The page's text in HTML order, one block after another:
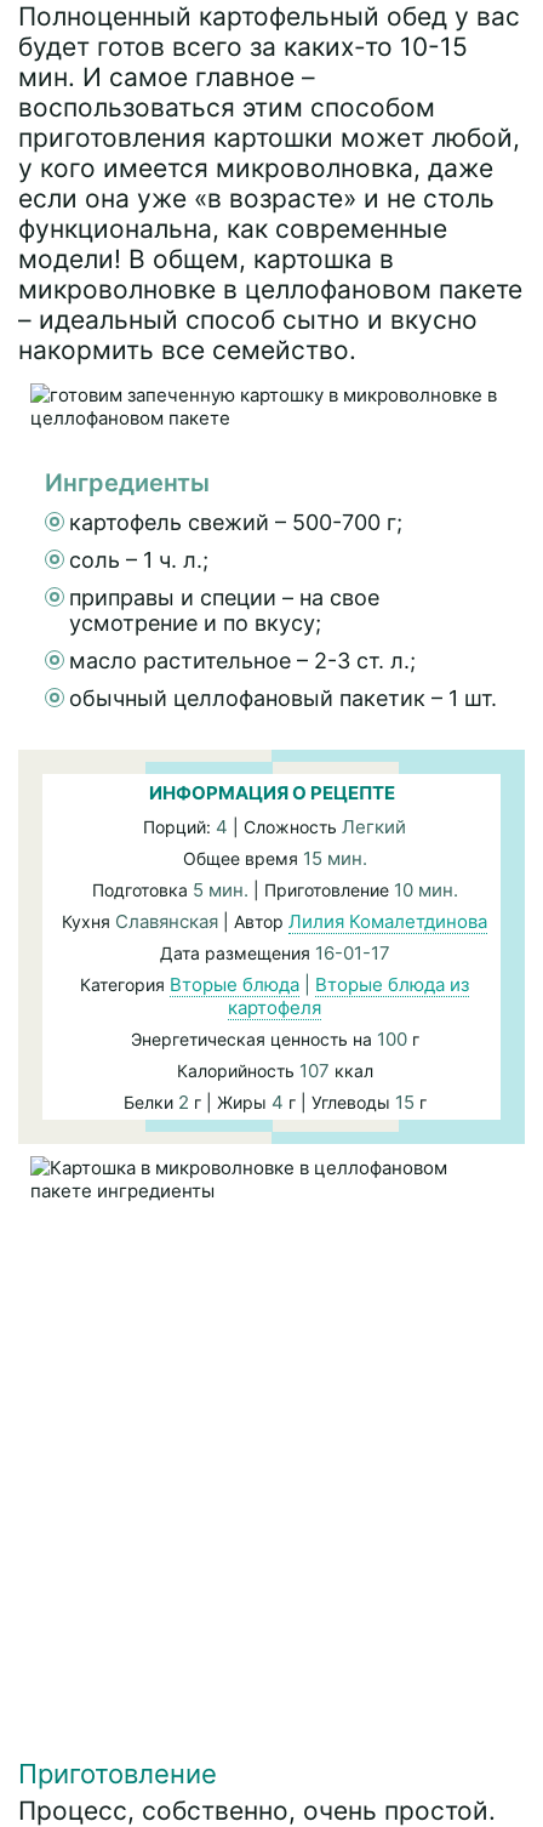
Полноценный картофельный обед у вас
будет готов всего за каких-то 10-15
мин. И самое главное –
воспользоваться этим способом
приготовления картошки может любой,
у кого имеется микроволновка, даже
если она уже «в возрасте» и не столь
функциональна, как современные
модели! В общем, картошка в
микроволновке в целлофановом пакете
– идеальный способ сытно и вкусно
накормить все семейство.
Ингредиенты
картофель свежий – 500-700 г;
соль – 1 ч. л.;
приправы и специи – на свое
усмотрение и по вкусу;
масло растительное – 2-3 ст. л.;
обычный целлофановый пакетик – 1 шт.
ИНФОРМАЦИЯ О РЕЦЕПТЕ
Порций: 4 | Сложность Легкий
Общее время 15 мин.
Подготовка 5 мин. | Приготовление 10 мин.
Кухня Славянская | Автор Лилия Комалетдинова
Дата размещения 16-01-17
Категория Вторые блюда
Вторые блюда из
картофеля
Энергетическая ценность на 100г
Калорийность 107 ккал
Белки 2 г | Жиры 4 г | Углеводы 15 г
Приготовление
Процесс, собственно, очень простой.